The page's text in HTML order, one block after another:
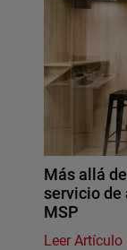
Más allá
servicio de
MSP
Leer Artículo